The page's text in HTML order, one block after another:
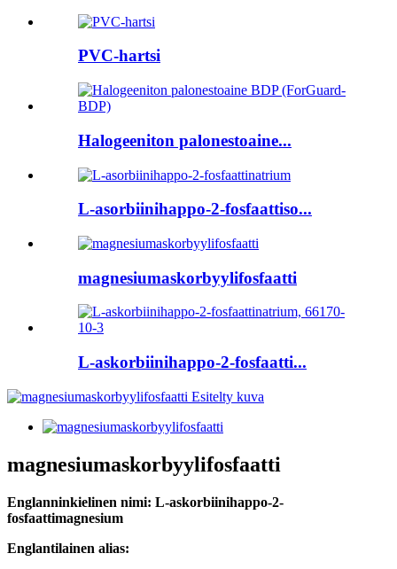
PVC-hartsi
Halogeeniton palonestoaine...
L-asorbiinihappo-2-fosfaattiso...
magnesiumaskorbyylifosfaatti
L-askorbiinihappo-2-fosfaatti...
magnesiumaskorbyylifosfaatti
Englanninkielinen nimi: L-askorbiinihappo-2-
fosfaattimagnesium
Englantilainen alias: